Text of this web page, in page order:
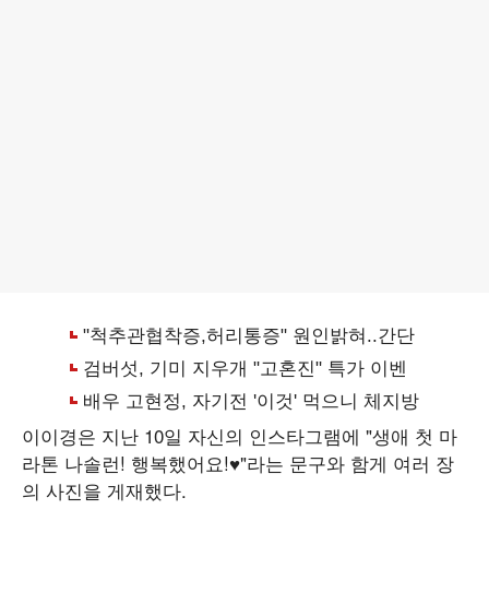
이이경은 지난 10일 자신의 인스타그램에 "생애 첫 마
라톤 나솔런! 행복했어요!♥"라는 문구와 함게 여러 장
의 사진을 게재했다.